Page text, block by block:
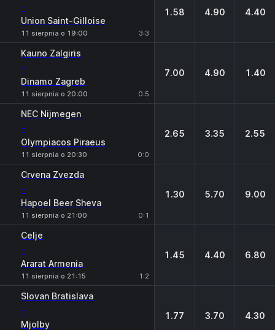
-
Union Saint-Gilloise
11 sierpnia o 19:00 3:3
1.58 4.90 4.40
Kauno Zalgiris
-
Dinamo Zagreb
11 sierpnia o 20:00 0:5
7.00 4.90 1.40
NEC Nijmegen
-
Olympiacos Piraeus
11 sierpnia o 20:30 0:0
2.65 3.35 2.55
Crvena Zvezda
-
Hapoel Beer Sheva
11 sierpnia o 21:00 0:1
1.30 5.70 9.00
Celje
-
Ararat Armenia
11 sierpnia o 21:15 1:2
1.45 4.40 6.80
Slovan Bratislava
-
Mjolby
1.77 3.70 4.30